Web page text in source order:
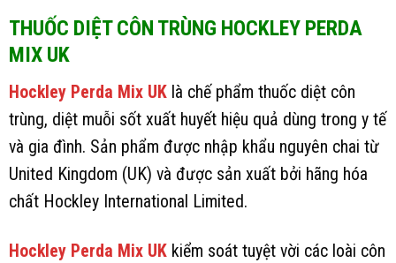
THUỐC DIỆT CÔN TRÙNG HOCKLEY PERDA
MIX UK
Hockley Perda Mix UK là chế phẩm thuốc diệt côn
trùng, diệt muỗi sốt xuất huyết hiệu quả dùng trong y tế
và gia đình. Sản phẩm được nhập khẩu nguyên chai từ
United Kingdom (UK) và được sản xuất bởi hãng hóa
chất Hockley International Limited.
Hockley Perda Mix UK kiểm soát tuyệt vời các loài côn